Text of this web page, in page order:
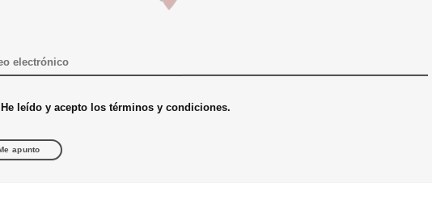
He leído y acepto los términos y condiciones.